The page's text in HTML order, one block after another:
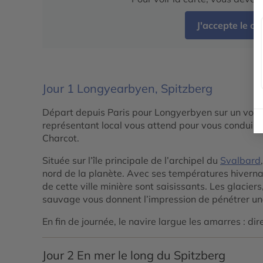
J'accepte le
Jour 1 Longyearbyen, Spitzberg
Départ depuis Paris pour Longyerbyen sur un vol
représentant local vous attend pour vous
Charcot.
Située sur l’île principale de l’archipel du Svalbard,
nord de la planète. Avec ses températures
de cette ville minière sont saisissants. Les
sauvage vous donnent l’impression de pénétrer
En fin de journée, le navire largue les amarres :
Jour 2 En mer le long du Spitzberg